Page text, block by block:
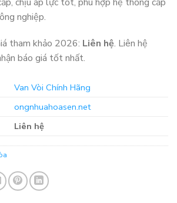
nghiệp.
tham khảo 2026: Liên hệ. Liên hệ
báo giá tốt nhất.
Van Vòi Chính Hãng
ongnhuahoasen.net
Liên hệ